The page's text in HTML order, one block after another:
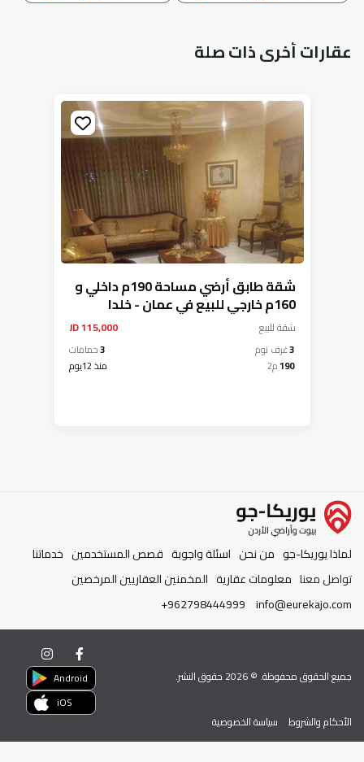
عقارات أخرى ذات صلة
شقة طابق أرضي مساحة 190م داخلي و
160م خارجي للبيع في عمان - خلدا
شقةللبيع 115,000 JD
3غرف نوم 3حمامات
190م2 منذ 12يوم
لماذا يوريكا-جو من نحن اسئلة واجوبة قصص المستخدمين خدماتنا
تواصل معنا معلومات عقارية المخمنين العقاريين المرخصين
info@eurekajo.com
+962798444999
جميع الحقوق محفوظة. ©2026 حقوق النشر.
Android
iOS
الأحكام والشروط
سياسة الخصوصية